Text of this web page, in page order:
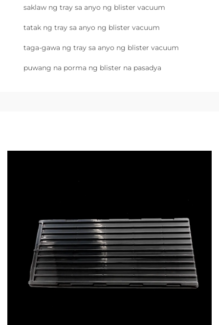
saklaw ng tray sa anyo ng blister vacuum
tatak ng tray sa anyo ng blister vacuum
taga-gawa ng tray sa anyo ng blister vacuum
puwang na porma ng blister na pasadya